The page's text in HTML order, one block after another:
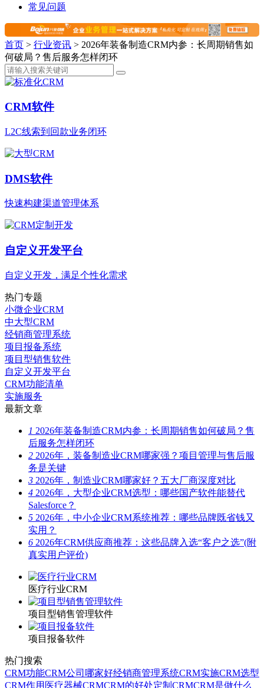
常见问题
首页 > 行业资讯 > 2026年装备制造CRM内参：长周期销售如
何破局？售后服务怎样闭环
CRM软件
L2C线索到回款业务闭环
DMS软件
快速构建渠道管理体系
自定义开发平台
自定义开发，满足个性化需求
热门专题
小微企业CRM
中大型CRM
经销商管理系统
项目报备系统
项目型销售软件
自定义开发平台
CRM功能清单
实施服务
最新文章
1 2026年装备制造CRM内参：长周期销售如何破局？售
后服务怎样闭环
2 2026年，装备制造业CRM哪家强？项目管理与售后服
务是关键
3 2026年，制造业CRM哪家好？五大厂商深度对比
4 2026年，大型企业CRM选型：哪些国产软件能替代
Salesforce？
5 2026年，中小企业CRM系统推荐：哪些品牌既省钱又
实用？
6 2026年CRM供应商推荐：这些品牌入选“客户之选”(附
真实用户评价)
医疗行业CRM
项目型销售管理软件
项目报备软件
热门搜索
CRM功能CRM公司哪家好经销商管理系统CRM实施CRM选型
CRM作用 医疗器械CRMCRM的好处定制CRMCRM是做什么